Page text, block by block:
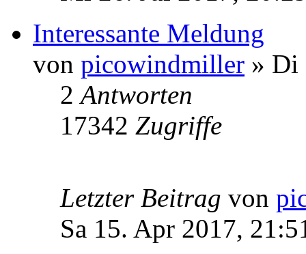
Interessante Meldung
von picowindmiller » Di
2Antworten
17342 Zugriffe
Letzter Beitrag von
Sa 15. Apr 2017,